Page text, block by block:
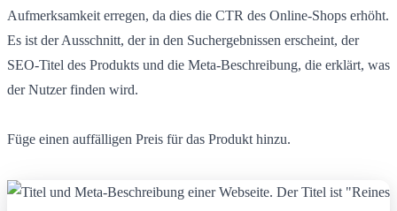
Aufmerksamkeit erregen, da dies die CTR des Online-Shops erhöht.
Es ist der Ausschnitt, der in den Suchergebnissen erscheint, der
SEO-Titel des Produkts und die Meta-Beschreibung, die erklärt, was
der Nutzer finden wird.
Füge einen auffälligen Preis für das Produkt hinzu.